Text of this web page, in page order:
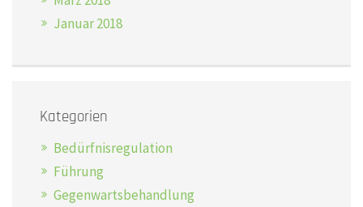
Januar 2018
Kategorien
Bedürfnisregulation
Führung
Gegenwartsbehandlung